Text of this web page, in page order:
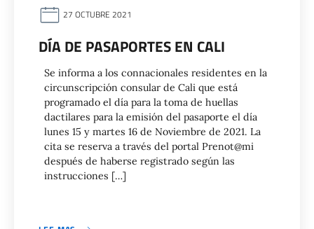
27 OCTUBRE 2021
DÍA DE PASAPORTES EN CALI
Se informa a los connacionales residentes en la
circunscripción consular de Cali que está
programado el día para la toma de huellas
dactilares para la emisión del pasaporte el día
lunes 15 y martes 16 de Noviembre de 2021. La
cita se reserva a través del portal Prenot@mi
después de haberse registrado según las
instrucciones […]